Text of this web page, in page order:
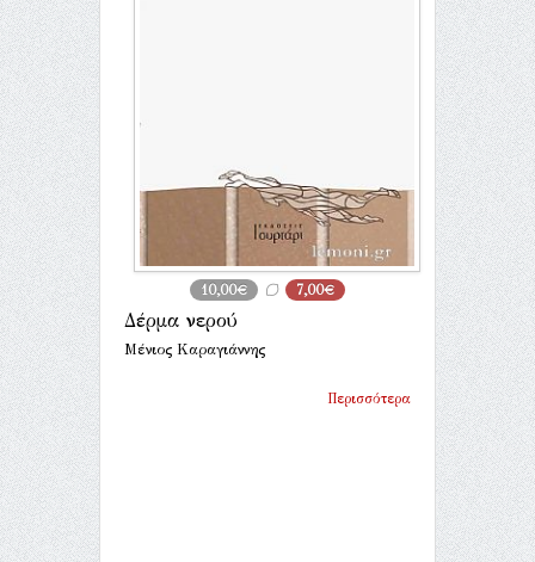
10,00€ 7,00€
Δέρμα νερού
Μένιος Καραγιάννης
Περισσότερα